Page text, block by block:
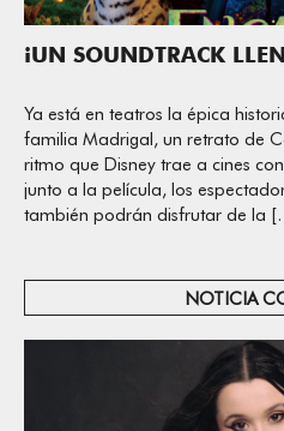
¡UN SOUNDTRACK
Ya está en teatros la épica
familia Madrigal, un retrato de
ritmo que Disney trae a cines
junto a la película, los
también podrán disfrutar de la
NOTICIA